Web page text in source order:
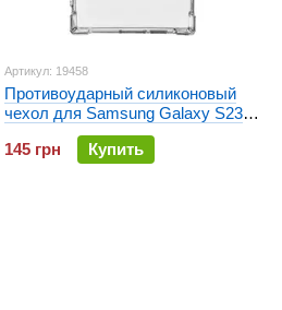
Артикул: 19458
Противоударный силиконовый
чехол для Samsung Galaxy S23
Ultra (S918) Gelius Proof
Прозрачный
145 грн Купить